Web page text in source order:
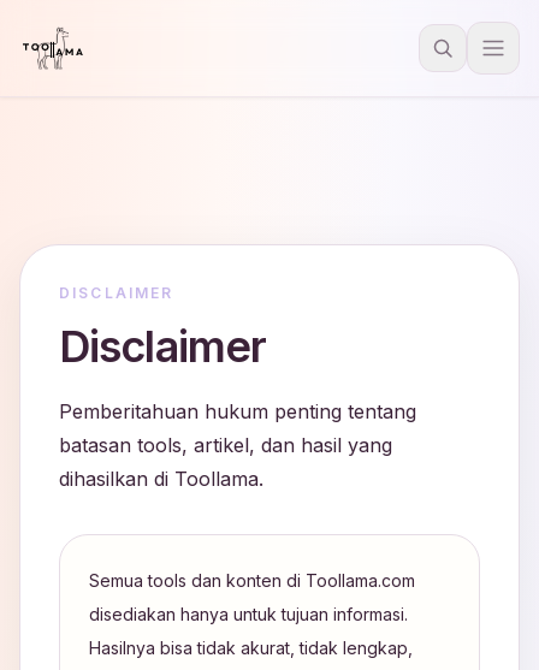
DISCLAIMER
Disclaimer
Pemberitahuan hukum penting tentang
batasan tools, artikel, dan hasil yang
dihasilkan di Toollama.
Semua tools dan konten di Toollama.com
disediakan hanya untuk tujuan informasi.
Hasilnya bisa tidak akurat, tidak lengkap,